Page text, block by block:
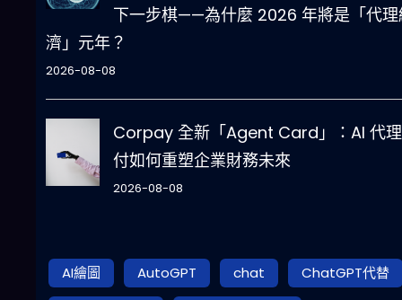
下一步棋——為什麼 2026 年將是「代理
濟」元年？
2026-08-08
Corpay 全新「Agent Card」：AI 代
付如何重塑企業財務未來
2026-08-08
AI繪圖 AutoGPT chat
ChatGPT代替